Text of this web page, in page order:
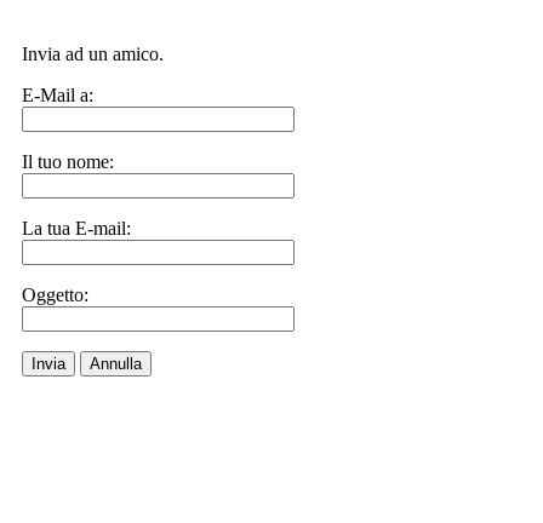
Invia ad un amico.
E-Mail a:
Il tuo nome:
La tua E-mail:
Oggetto:
Invia Annulla